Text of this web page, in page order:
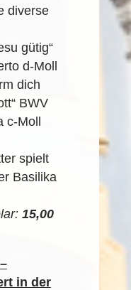
diverse
gütig“
d-Moll
dich
BWV
c-Moll
spielt
Basilika
15,00
in der